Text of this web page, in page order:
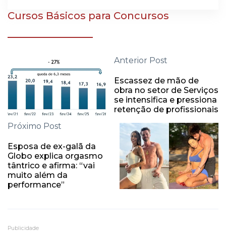
Cursos Básicos para Concursos
Anterior Post
Escassez de mão de
obra no setor de Serviços
se intensifica e pressiona
retenção de profissionais
Próximo Post
Esposa de ex-galã da
Globo explica orgasmo
tântrico e afirma: “vai
muito além da
performance”
Publicidade